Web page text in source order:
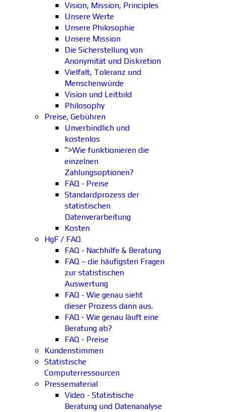
Vision, Mission, Principles
Unsere Werte
Unsere Philosophie
Unsere Mission
Die Sicherstellung von
Anonymität und Diskretion
Vielfalt, Toleranz und
Menschenwürde
Vision und Leitbild
Philosophy
Preise, Gebühren
Unverbindlich und
kostenlos
">Wie funktionieren die
einzelnen
Zahlungsoptionen?
FAQ - Preise
Standardprozess der
statistischen
Datenverarbeitung
Kosten
HgF / FAQ
FAQ - Nachhilfe & Beratung
FAQ – die häufigsten Fragen
zur statistischen
Auswertung
FAQ - Wie genau sieht
dieser Prozess dann aus.
FAQ - Wie genau läuft eine
Beratung ab?
FAQ - Preise
Kundenstimmen
Statistische
Computerressourcen
Pressematerial
Video - Statistische
Beratung und Datenanalyse